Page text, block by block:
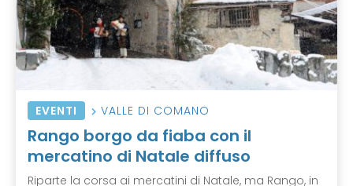
EVENTI VALLE DI COMANO
Rango borgo da fiaba con il
mercatino di Natale diffuso
Riparte la corsa ai mercatini di Natale, ma Rango, in